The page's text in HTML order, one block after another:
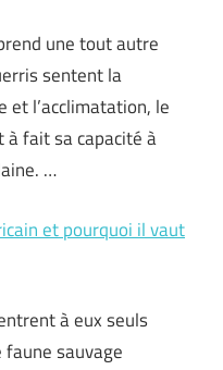
une tout autre
sentent la
et l’acclimatation, le
fait sa capacité à
…
et pourquoi il vaut
à eux seuls
faune sauvage